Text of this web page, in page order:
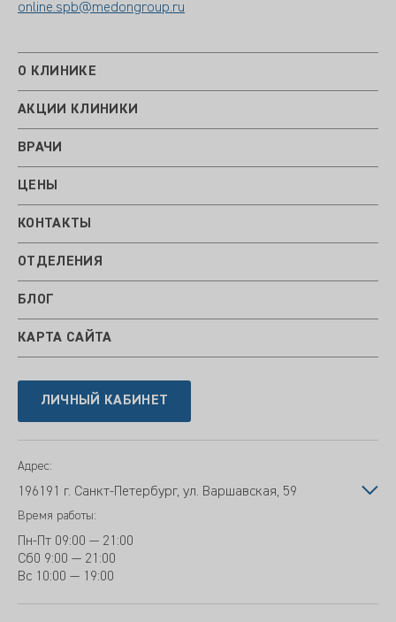
online.spb@medongroup.ru
О КЛИНИКЕ
АКЦИИ КЛИНИКИ
ВРАЧИ
ЦЕНЫ
КОНТАКТЫ
ОТДЕЛЕНИЯ
БЛОГ
КАРТА САЙТА
ЛИЧНЫЙ КАБИНЕТ
Адрес:
196191 г. Санкт-Петербург, ул. Варшавская, 59
Время работы:
Пн-Пт 09:00 — 21:00
Сб0 9:00 — 21:00
Вс 10:00 — 19:00